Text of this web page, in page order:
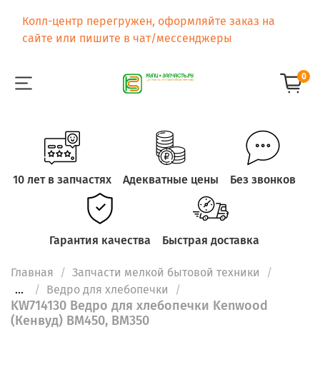
Колл-центр перегружен, оформляйте заказ на
сайте или пишите в чат/мессенджеры
0
10 лет в запчастях Адекватные цены Без звонков
Гарантия качества Быстрая доставка
Главная
Запчасти мелкой бытовой техники
...
Ведро для хлебопечки
KW714130 Ведро для хлебопечки Kenwood
(Кенвуд) ВМ450, BM350